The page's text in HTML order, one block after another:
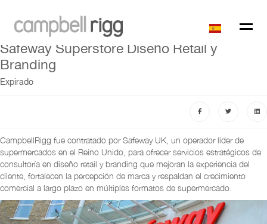
Safeway Superstore Diseño Retail y
Branding
Expirado
CampbellRigg fue contratado por Safeway UK, un operador líder de
supermercados en el Reino Unido, para ofrecer servicios estratégicos de
consultoría en diseño retail y branding que mejoran la experiencia del
cliente, fortalecen la percepción de marca y respaldan el crecimiento
comercial a largo plazo en múltiples formatos de supermercado.